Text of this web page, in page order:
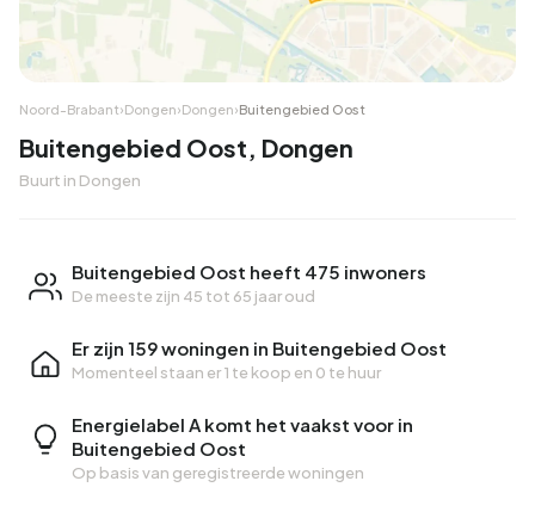
Noord-Brabant›Dongen›Dongen›Buitengebied Oost
Buitengebied Oost, Dongen
Buurt in Dongen
Buitengebied Oost heeft 475 inwoners
De meeste zijn 45 tot 65 jaar oud
Er zijn 159 woningen in Buitengebied Oost
Momenteel staan er1 te koop en 0 te huur
Energielabel A komt het vaakst voor in
Buitengebied Oost
Op basis van geregistreerde woningen